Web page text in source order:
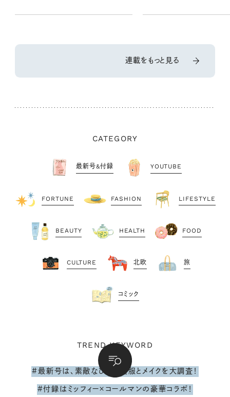
連載をもっと見る
CATEGORY
最新号&付録 YOUTUBE
FORTUNE FASHION LIFESTYLE
BEAUTY HEALTH FOOD
CULTURE 北欧 旅
コミック
TREND KEYWORD
#最新号は、素敵なひとの夏服とメイクを大調査！
#付録はミッフィー×コールマンの豪華コラボ！